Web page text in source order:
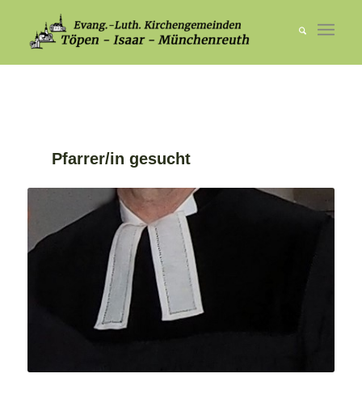
Pfarrer/in gesucht